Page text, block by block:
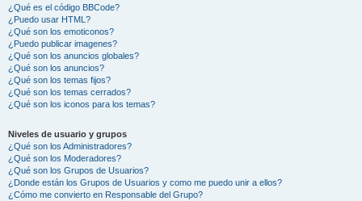
¿Qué es el código BBCode?
¿Puedo usar HTML?
¿Qué son los emoticonos?
¿Puedo publicar imagenes?
¿Qué son los anuncios globales?
¿Qué son los anuncios?
¿Qué son los temas fijos?
¿Qué son los temas cerrados?
¿Qué son los iconos para los temas?
Niveles de usuario y grupos
¿Qué son los Administradores?
¿Qué son los Moderadores?
¿Qué son los Grupos de Usuarios?
¿Donde están los Grupos de Usuarios y como me puedo unir a ellos?
¿Cómo me convierto en Responsable del Grupo?